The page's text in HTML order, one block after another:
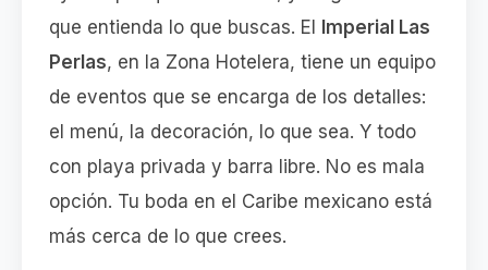
que entienda lo que buscas. El
Imperial Las
Perlas, en la Zona Hotelera, tiene un equipo
de eventos que se encarga de los detalles:
el menú, la decoración, lo que sea. Y todo
con playa privada y barra libre. No es mala
opción. Tu boda en el Caribe mexicano está
más cerca de lo que crees.